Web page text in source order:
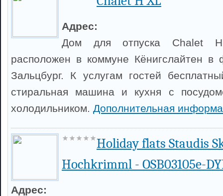
Адрес:
Дом для отпуска Chalet
расположен в коммуне Кёнигслайтен в
Зальцбург. К услугам гостей
стиральная машина и кухня с
холодильником. Дополнительная
Holiday flats Staudis
Hochkrimml - OSB03105e-
Адрес: